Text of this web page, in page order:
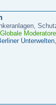
Globale
Unterwelten